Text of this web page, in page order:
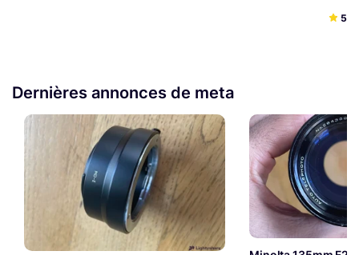
5
Dernières annonces de meta